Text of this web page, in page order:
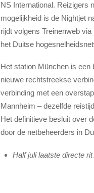
NS International. Reizigers
mogelijkheid is de Nightjet
rijdt volgens Treinenweb
het Duitse
Het station München is een
nieuwe rechtstreekse
verbinding met een
Mannheim – dezelfde
Het definitieve besluit over
door de netbeheerders in
Half juli laatste directe